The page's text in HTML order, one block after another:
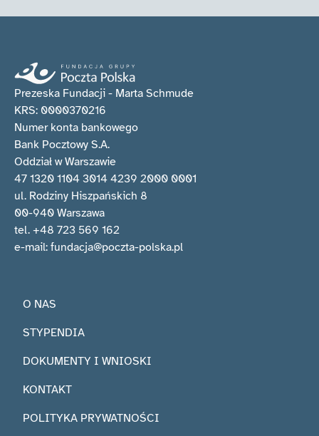
Prezeska Fundacji - Marta Schmude
KRS: 0000370216
Numer konta bankowego
Bank Pocztowy S.A.
Oddział w Warszawie
47 1320 1104 3014 4239 2000 0001
ul. Rodziny Hiszpańskich 8
00-940 Warszawa
tel. +48 723 569 162
e-mail: fundacja@poczta-polska.pl
O NAS
STYPENDIA
DOKUMENTY I WNIOSKI
KONTAKT
POLITYKA PRYWATNOŚCI